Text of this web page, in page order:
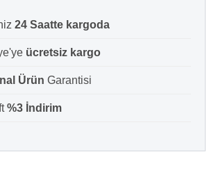
24 Saatte kargoda
ücretsiz kargo
Ürün Garantisi
%3 İndirim